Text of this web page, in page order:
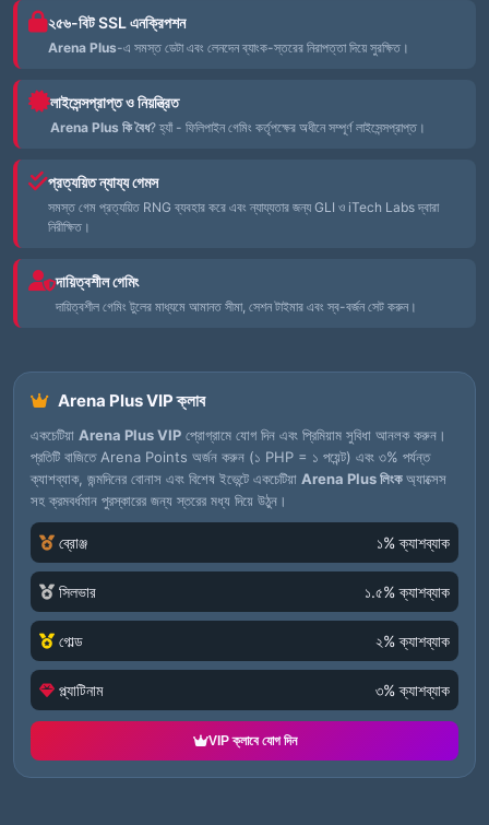
২৫৬-বিট SSL এনক্রিপশন
Arena Plus-এ সমস্ত ডেটা এবং লেনদেন ব্যাংক-স্তরের নিরাপত্তা দিয়ে সুরক্ষিত।
লাইসেন্সপ্রাপ্ত ও নিয়ন্ত্রিত
Arena Plus কি বৈধ? হ্যাঁ - ফিলিপাইন গেমিং কর্তৃপক্ষের অধীনে সম্পূর্ণ লাইসেন্সপ্রাপ্ত।
প্রত্যয়িত ন্যায্য গেমস
সমস্ত গেম প্রত্যয়িত RNG ব্যবহার করে এবং ন্যায্যতার জন্য GLI ও iTech Labs দ্বারা
নিরীক্ষিত।
দায়িত্বশীল গেমিং
দায়িত্বশীল গেমিং টুলের মাধ্যমে আমানত সীমা, সেশন টাইমার এবং স্ব-বর্জন সেট করুন।
Arena Plus VIP ক্লাব
একচেটিয়া Arena Plus VIP প্রোগ্রামে যোগ দিন এবং প্রিমিয়াম সুবিধা আনলক করুন।
প্রতিটি বাজিতে Arena Points অর্জন করুন (১ PHP = ১ পয়েন্ট) এবং ৩% পর্যন্ত
ক্যাশব্যাক, জন্মদিনের বোনাস এবং বিশেষ ইভেন্টে একচেটিয়া Arena Plus লিংকঅ্যাক্সেস
সহ ক্রমবর্ধমান পুরস্কারের জন্য স্তরের মধ্য দিয়ে উঠুন।
ব্রোঞ্জ ১% ক্যাশব্যাক
সিলভার ১.৫% ক্যাশব্যাক
গোল্ড ২% ক্যাশব্যাক
প্ল্যাটিনাম ৩% ক্যাশব্যাক
VIP ক্লাবে যোগ দিন